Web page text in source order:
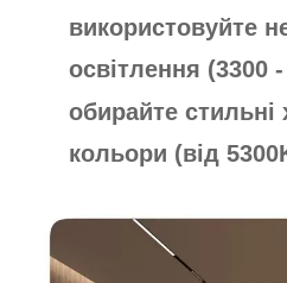
використовуйте
освітлення (3300
обирайте стильні
кольори (від